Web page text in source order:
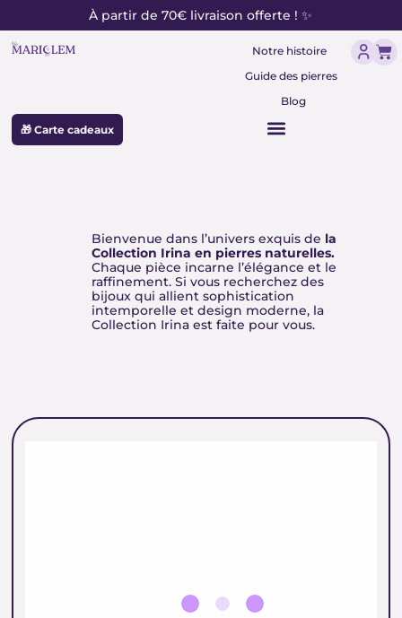
au
contenu
À partir de 70€ livraison offerte ! ✨
Notre histoire
Guide des pierres
Blog
🎁 Carte cadeaux
Bienvenue dans l’univers exquis de la
Collection Irina en pierres naturelles.
Chaque pièce incarne l’élégance et le
raffinement. Si vous recherchez des
bijoux qui allient sophistication
intemporelle et design moderne, la
Collection Irina est faite pour vous.